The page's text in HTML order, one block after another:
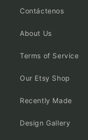
Contáctenos
About Us
Terms of Service
Our Etsy Shop
Recently Made
Design Gallery